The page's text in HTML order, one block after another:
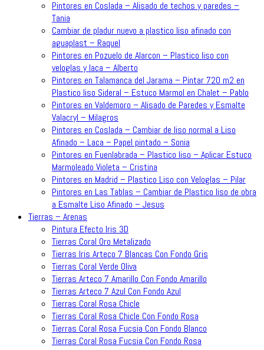
Pintores en Coslada – Alisado de techos y paredes –
Tania
Cambiar de pladur nuevo a plastico liso afinado con
aguaplast – Raquel
Pintores en Pozuelo de Alarcon – Plastico liso con
veloglas y laca – Alberto
Pintores en Talamanca del Jarama – Pintar 720 m2 en
Plastico liso Sideral – Estuco Marmol en Chalet – Pablo
Pintores en Valdemoro – Alisado de Paredes y Esmalte
Valacryl – Milagros
Pintores en Coslada – Cambiar de liso normal a Liso
Afinado – Laca – Papel pintado – Sonia
Pintores en Fuenlabrada – Plastico liso – Aplicar Estuco
Marmoleado Violeta – Cristina
Pintores en Madrid – Plastico Liso con Veloglas – Pilar
Pintores en Las Tablas – Cambiar de Plastico liso de obra
a Esmalte Liso Afinado – Jesus
Tierras – Arenas
Pintura Efecto Iris 3D
Tierras Coral Oro Metalizado
Tierras Iris Arteco 7 Blancas Con Fondo Gris
Tierras Coral Verde Oliva
Tierras Arteco 7 Amarillo Con Fondo Amarillo
Tierras Arteco 7 Azul Con Fondo Azul
Tierras Coral Rosa Chicle
Tierras Coral Rosa Chicle Con Fondo Rosa
Tierras Coral Rosa Fucsia Con Fondo Blanco
Tierras Coral Rosa Fucsia Con Fondo Rosa